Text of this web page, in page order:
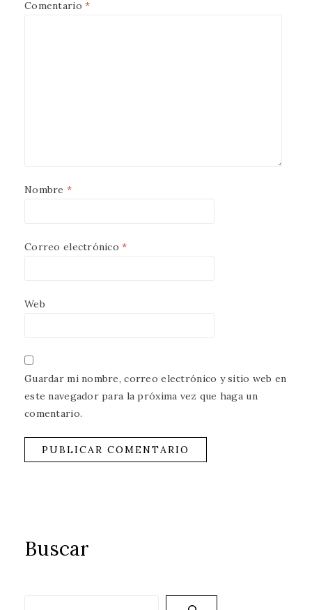
Comentario*
Nombre *
Correo electrónico*
Web
Guardar mi nombre, correo electrónico y sitio web en
este navegador para la próxima vez que haga un
comentario.
Buscar